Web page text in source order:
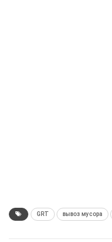
GRT вывоз мусора